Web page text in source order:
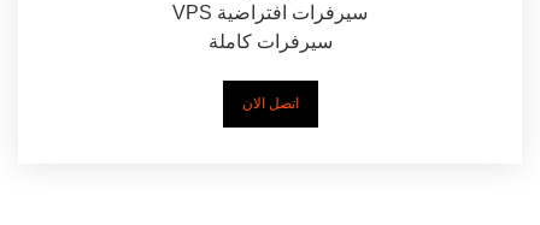
سيرفرات افتراضية VPS
سيرفرات كاملة
اتصل الان